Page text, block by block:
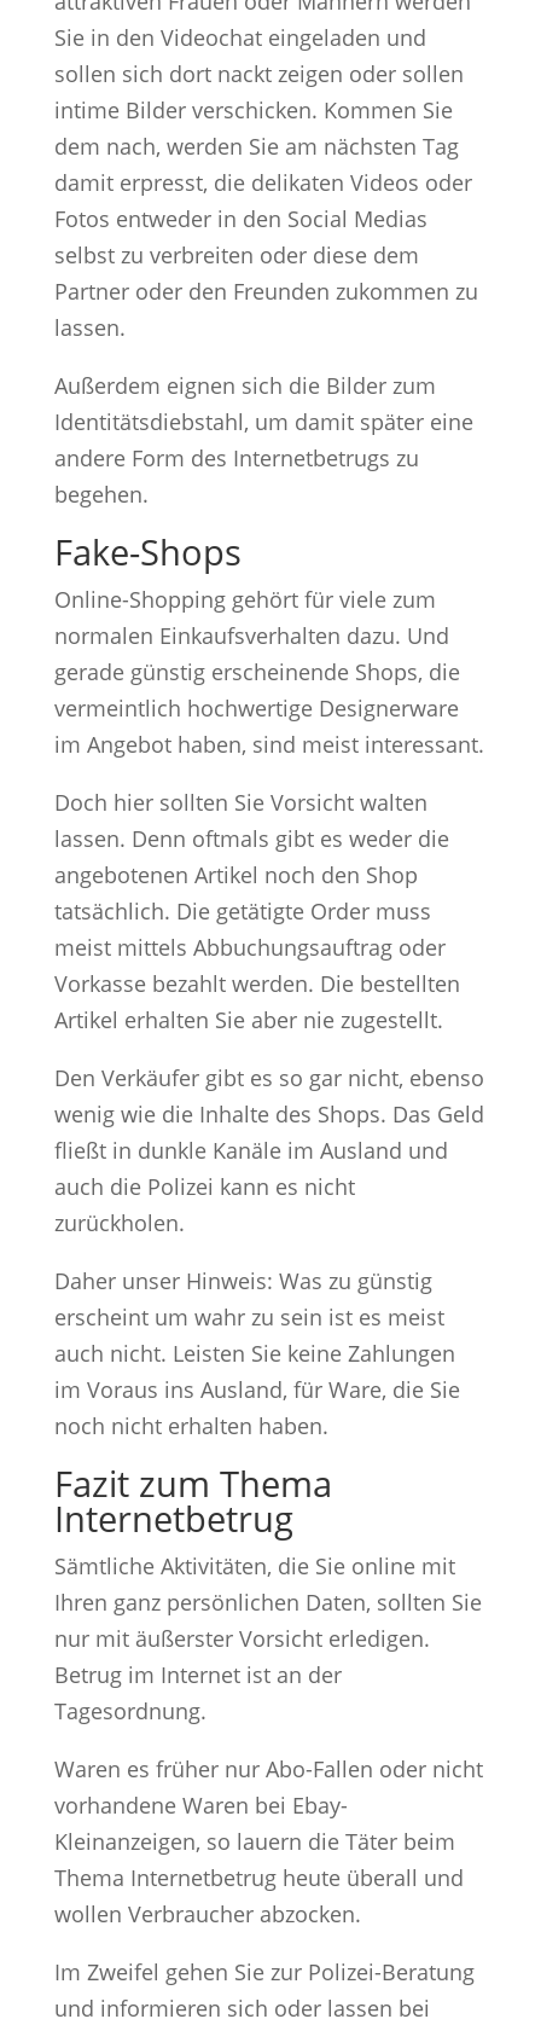
Sie in den Videochat eingeladen und
sollen sich dort nackt zeigen oder sollen
intime Bilder verschicken. Kommen Sie
dem nach, werden Sie am nächsten Tag
damit erpresst, die delikaten Videos oder
Fotos entweder in den Social Medias
selbst zu verbreiten oder diese dem
Partner oder den Freunden zukommen zu
lassen.
Außerdem eignen sich die Bilder zum
Identitätsdiebstahl, um damit später eine
andere Form des Internetbetrugs zu
begehen.
Fake-Shops
Online-Shopping gehört für viele zum
normalen Einkaufsverhalten dazu. Und
gerade günstig erscheinende Shops, die
vermeintlich hochwertige Designerware
im Angebot haben, sind meist interessant.
Doch hier sollten Sie Vorsicht walten
lassen. Denn oftmals gibt es weder die
angebotenen Artikel noch den Shop
tatsächlich. Die getätigte Order muss
meist mittels Abbuchungsauftrag oder
Vorkasse bezahlt werden. Die bestellten
Artikel erhalten Sie aber nie zugestellt.
Den Verkäufer gibt es so gar nicht, ebenso
wenig wie die Inhalte des Shops. Das Geld
fließt in dunkle Kanäle im Ausland und
auch die Polizei kann es nicht
zurückholen.
Daher unser Hinweis: Was zu günstig
erscheint um wahr zu sein ist es meist
auch nicht. Leisten Sie keine Zahlungen
im Voraus ins Ausland, für Ware, die Sie
noch nicht erhalten haben.
Fazit zum Thema
Internetbetrug
Sämtliche Aktivitäten, die Sie online mit
Ihren ganz persönlichen Daten, sollten Sie
nur mit äußerster Vorsicht erledigen.
Betrug im Internet ist an der
Tagesordnung.
Waren es früher nur Abo-Fallen oder nicht
vorhandene Waren bei Ebay-
Kleinanzeigen, so lauern die Täter beim
Thema Internetbetrug heute überall und
wollen Verbraucher abzocken.
Im Zweifel gehen Sie zur Polizei-Beratung
und informieren sich oder lassen bei